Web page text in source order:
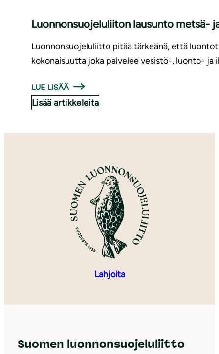
Luonnonsuojeluliiton lausunto metsä-
Luonnonsuojeluliitto pitää tärkeänä, että
kokonaisuutta joka palvelee vesistö-, luonto-
LUE LISÄÄ
Lisää artikkeleita
Lahjoita
Suomen luonnonsuojeluliitto